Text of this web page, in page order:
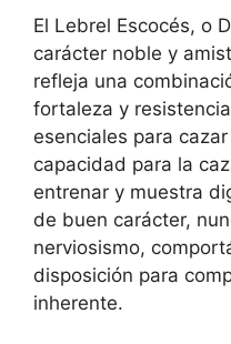
El Lebrel Escocés, o
carácter noble y
refleja una
fortaleza y
esenciales para
capacidad para la
entrenar y muestra
de buen carácter,
nerviosismo,
disposición para
inherente.